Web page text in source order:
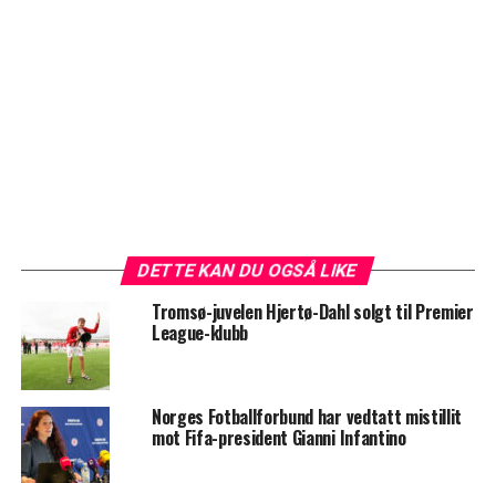
DETTE KAN DU OGSÅ LIKE
Tromsø-juvelen Hjertø-Dahl solgt til Premier
League-klubb
Norges Fotballforbund har vedtatt mistillit
mot Fifa-president Gianni Infantino